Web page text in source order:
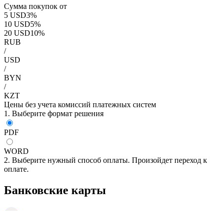
Сумма покупок от
5 USD3%
10 USD5%
20 USD10%
RUB
/
USD
/
BYN
/
KZT
Цены без учета комиссий платежных систем
1. Выберите формат решения
PDF
WORD
2. Выберите нужный способ оплаты. Произойдет переход к
оплате.
Банковские карты